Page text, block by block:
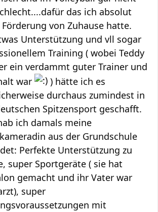
das ich absolut
von Zuhause hatte.
Unterstützung und vll sogar
Training ( wobei Teddy
ein verdammt guter Trainer und
war
) hätte ich es
durchaus zumindest in
Spitzensport geschafft.
ich damals meine
aus der Grundschule
Perfekte Unterstützung zu
super Sportgeräte ( sie hat
gemacht und ihr Vater war
super
mit